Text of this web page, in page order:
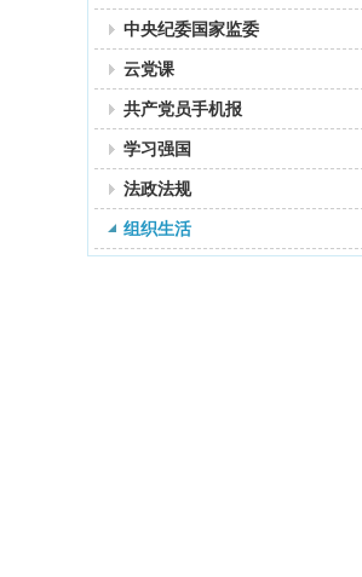
中央纪委国家监委
云党课
共产党员手机报
学习强国
法政法规
组织生活